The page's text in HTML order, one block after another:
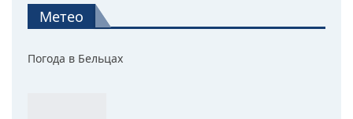
Метео
Погода в Бельцах